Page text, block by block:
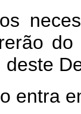
deste
entra